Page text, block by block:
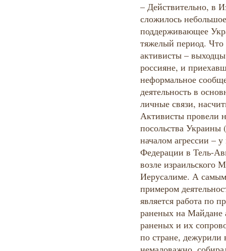
– Действительно, в
сложилось
поддерживающее
тяжелый период. Что
активисты –
россияне, и
неформальное
деятельность в
личные связи,
Активисты провели
посольства Украины
началом агрессии –
Федерации в Тель-
возле израильского
Иерусалиме. А
примером
является работа по
раненых на Майдане
раненых и их
по стране, дежурили